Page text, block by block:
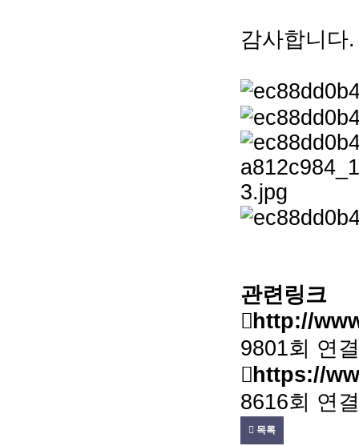
감사합니다.
관련링크
http://
9801회 연결
https://
8616회 연결
목록